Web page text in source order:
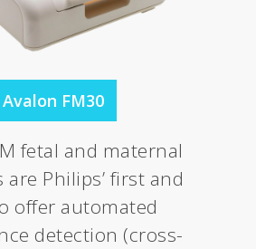
Avalon FM30
fetal and maternal
Philips’ first and
offer automated
detection (cross-